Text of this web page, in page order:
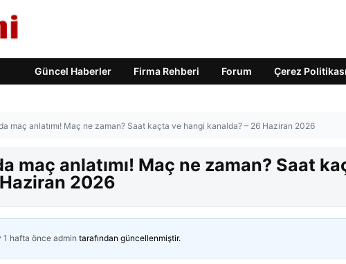
Güncel Haberler Firma Rehberi Forum Çerez Politikası
maç anlatımı! Maç ne zaman? Saat kaçta ve hangi kanalda? – 26 Haziran 2026
maç anlatımı! Maç ne zaman? Saat
2026
1 hafta önce admin tarafından güncellenmiştir.